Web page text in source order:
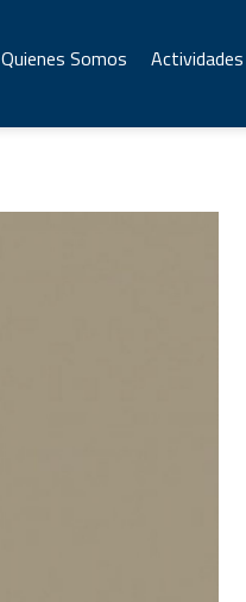
Quienes Somos Actividades